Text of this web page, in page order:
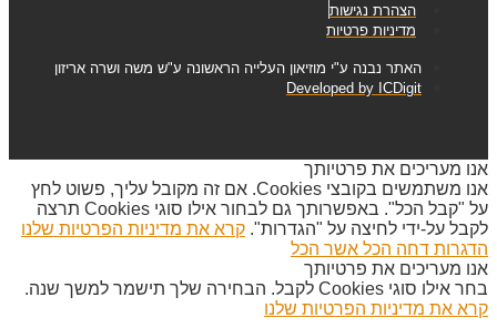
הצהרת נגישות
מדיניות פרטיות
האתר נבנה ע"י מוזיאון העלייה הראשונה ע"ש משה ושרה אריזון
Developed by ICDigit
אנו מעריכים את פרטיותך
אנו משתמשים בקובצי Cookies. אם זה מקובל עליך, פשוט לחץ
על "קבל הכל". באפשרותך גם לבחור אילו סוגי Cookies תרצה
לקבל על-ידי לחיצה על "הגדרות". קרא את מדיניות הפרטיות שלנו
הדגרות דחה הכל אשר הכל
אנו מעריכים את פרטיותך
בחר אילו סוגי Cookies לקבל. הבחירה שלך תישמר למשך שנה.
קרא את מדיניות הפרטיות שלנו